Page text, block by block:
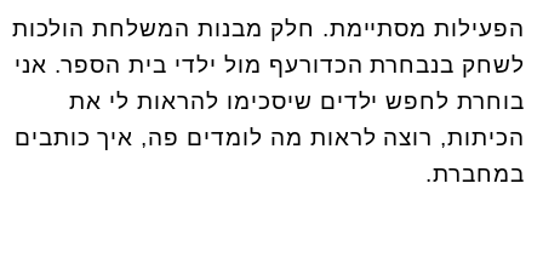
הפעילות מסתיימת. חלק מבנות המשלחת הולכות
לשחק בנבחרת הכדורעף מול ילדי בית הספר. אני
בוחרת לחפש ילדים שיסכימו להראות לי את
הכיתות, רוצה לראות מה לומדים פה, איך כותבים
במחברת.